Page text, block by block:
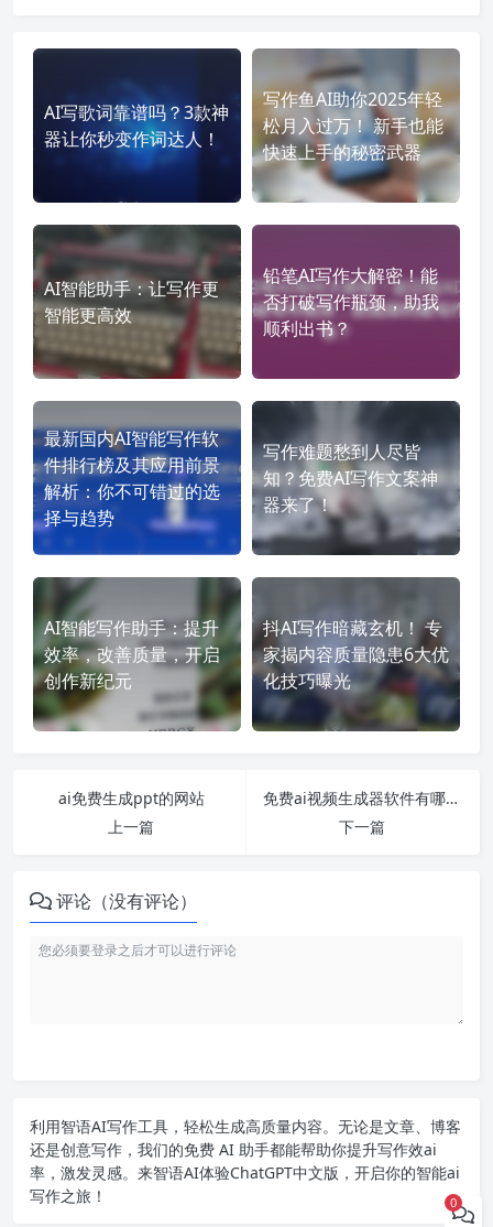
AI写歌词靠谱吗？3款神
器让你秒变作词达人！
写作鱼AI助你2025年轻
松月入过万！ 新手也能
快速上手的秘密武器
AI智能助手：让写作更
智能更高效
铅笔AI写作大解密！能
否打破写作瓶颈，助我
顺利出书？
最新国内AI智能写作软
件排行榜及其应用前景
解析：你不可错过的选
择与趋势
写作难题愁到人尽皆
知？免费AI写作文案神
器来了！
AI智能写作助手：提升
效率，改善质量，开启
创作新纪元
抖AI写作暗藏玄机！ 专
家揭内容质量隐患6大优
化技巧曝光
ai免费生成ppt的网站
上一篇
免费ai视频生成器软件有哪些
下一篇
评论（没有评论）
利用智语AI写作工具，轻松生成高质量内容。无论是文章、博客
还是创意写作，我们的免费 AI 助手都能帮助你提升写作效ai
率，激发灵感。来智语AI体验ChatGPT中文版 ，开启你的智能ai
写作之旅！
0